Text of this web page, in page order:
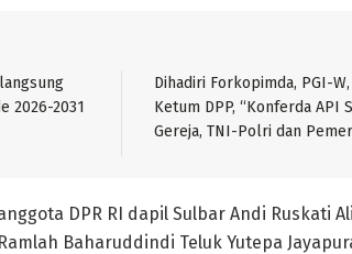
2026-2031
Dihadiri Forkopimda, PGI-
Ketum DPP, “Konferda API
Gereja, TNI-Polri dan
DPR RI dapil Sulbar Andi Ruskati
Baharuddindi Teluk Yutepa